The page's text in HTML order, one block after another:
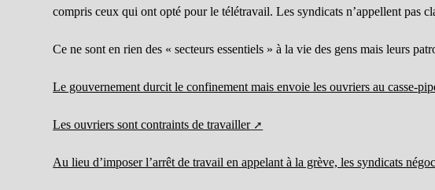
compris ceux qui ont opté pour le télétravail. Les syndicats n’appellent pas
Ce ne sont en rien des « secteurs essentiels » à la vie des gens mais leurs
Le gouvernement durcit le confinement mais envoie les ouvriers au casse-
Les ouvriers sont contraints de travailler
Au lieu d’imposer l’arrêt de travail en appelant à la grève, les syndicats